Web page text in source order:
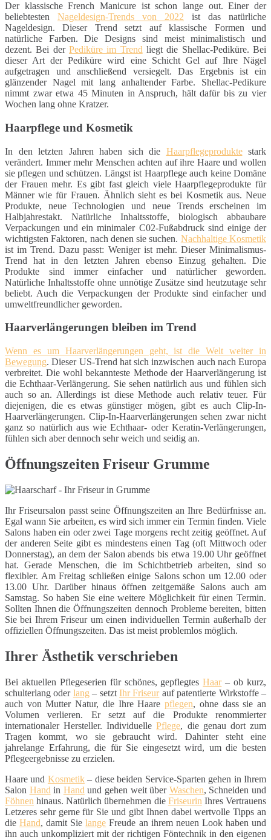
Der klassische French Manicure ist schon lange out. Einer der
beliebtesten Nageldesign-Trends von 2022 ist das natürliche
Nageldesign. Dieser Trend setzt auf klassische Formen und
natürliche Farben. Die Designs sind meist minimalistisch und
dezent. Bei der Pediküre im Trend liegt die Shellac-Pediküre. Bei
dieser Art der Pediküre wird eine Schicht Gel auf Ihre Nägel
aufgetragen und anschließend versiegelt. Das Ergebnis ist ein
glänzender Nagel mit lang anhaltender Farbe. Shellac-Pedikure
nimmt zwar etwa 45 Minuten in Anspruch, hält dafür bis zu vier
Wochen lang ohne Kratzer.
Haarpflege und Kosmetik
In den letzten Jahren haben sich die Haarpflegeproduktestark
verändert. Immer mehr Menschen achten auf ihre Haare und wollen
sie pflegen und schützen. Längst ist Haarpflege auch keine Domäne
der Frauen mehr. Es gibt fast gleich viele Haarpflegeprodukte für
Männer wie für Frauen. Ähnlich sieht es bei Kosmetik aus. Neue
Produkte, neue Technologien und neue Trends erscheinen im
Halbjahrestakt. Natürliche Inhaltsstoffe, biologisch abbaubare
Verpackungen und ein minimaler C02-Fußabdruck sind einige der
wichtigsten Faktoren, nach denen sie suchen. Nachhaltige Kosmetik
ist im Trend. Dazu passt: Weniger ist mehr. Dieser Minimalismus-
Trend hat in den letzten Jahren ebenso Einzug gehalten. Die
Produkte sind immer einfacher und natürlicher geworden.
Natürliche Inhaltsstoffe ohne unnötige Zusätze sind heutzutage sehr
beliebt. Auch die Verpackungen der Produkte sind einfacher und
umweltfreundlicher geworden.
Haarverlängerungen bleiben im Trend
Wenn es um Haarverlängerungen geht, ist die Welt weiter in
Bewegung. Dieser US-Trend hat sich inzwischen auch nach Europa
verbreitet. Die wohl bekannteste Methode der Haarverlängerung ist
die Echthaar-Verlängerung. Sie sehen natürlich aus und fühlen sich
auch so an. Allerdings ist diese Methode auch relativ teuer. Für
diejenigen, die es etwas günstiger mögen, gibt es auch Clip-In-
Haarverlängerungen. Clip-In-Haarverlängerungen sehen zwar nicht
ganz so natürlich aus wie Echthaar- oder Keratin-Verlängerungen,
fühlen sich aber dennoch sehr weich und seidig an.
Öffnungszeiten Friseur Grumme
Ihr Friseursalon passt seine Öffnungszeiten an Ihre Bedürfnisse an.
Egal wann Sie arbeiten, es wird sich immer ein Termin finden. Viele
Salons haben ein oder zwei Tage morgens recht zeitig geöffnet. Auf
der anderen Seite gibt es mindestens einen Tag (oft Mittwoch oder
Donnerstag), an dem der Salon abends bis etwa 19.00 Uhr geöffnet
hat. Gerade Menschen, die im Schichtbetrieb arbeiten, sind so
flexibler. Am Freitag schließen einige Salons schon um 12.00 oder
13.00 Uhr. Darüber hinaus öffnen zeitgemäße Salons auch am
Samstag. So haben Sie eine weitere Möglichkeit für einen Termin.
Sollten Ihnen die Öffnungszeiten dennoch Probleme bereiten, bitten
Sie bei Ihrem Friseur um einen individuellen Termin außerhalb der
offiziellen Öffnungszeiten. Das ist meist problemlos möglich.
Ihrer Ästhetik verschrieben
Bei aktuellen Pflegeserien für schönes, gepflegtesHaar– ob kurz,
schulterlang oder lang – setztIhr Friseurauf patentierte Wirkstoffe –
auch von Mutter Natur, die Ihre Haarepflegen, ohne dass sie an
Volumen verlieren. Er setzt auf die Produkte renommierter
internationaler Hersteller. IndividuellePflege, die genau dort zum
Tragen kommt, wo sie gebraucht wird. Dahinter steht eine
jahrelange Erfahrung, die für Sie eingesetzt wird, um die besten
Pflegeergebnisse zu erzielen.
Haare und Kosmetik– diese beiden Service-Sparten gehen in Ihrem
Salon Hand in Hand und gehen weit über Waschen, Schneiden und
Föhnen hinaus. Natürlich übernehmen die Friseurin Ihres Vertrauens
Letzeres sehr gerne für Sie und gibt Ihnen dabei wertvolle Tipps an
dieHand, damit Sielange Freude an ihrem neuen Look haben und
ihn auch unkompliziert mit der richtigen Föntechnik in den eigenen